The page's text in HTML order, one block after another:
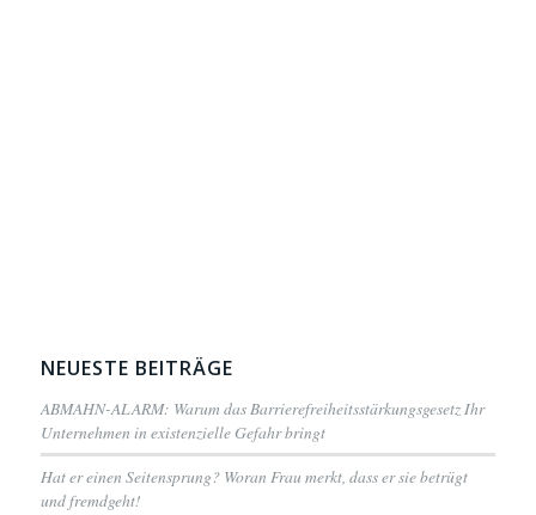
NEUESTE BEITRÄGE
ABMAHN-ALARM: Warum das Barrierefreiheitsstärkungsgesetz Ihr
Unternehmen in existenzielle Gefahr bringt
Hat er einen Seitensprung? Woran Frau merkt, dass er sie betrügt
und fremdgeht!